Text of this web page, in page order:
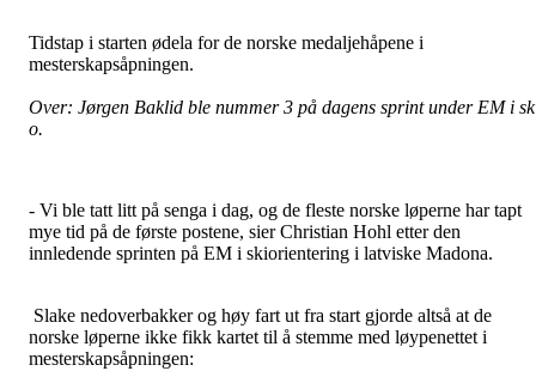
Tidstap i starten ødela for de norske medaljehåpene i
mesterskapsåpningen.
Over: Jørgen Baklid ble nummer 3 på dagens sprint under EM i
o.
- Vi ble tatt litt på senga i dag, og de fleste norske løperne har tapt
mye tid på de første postene, sier Christian Hohl etter den
innledende sprinten på EM i skiorientering i latviske Madona.
Slake nedoverbakker og høy fart ut fra start gjorde altså at de
norske løperne ikke fikk kartet til å stemme med løypenettet i
mesterskapsåpningen: